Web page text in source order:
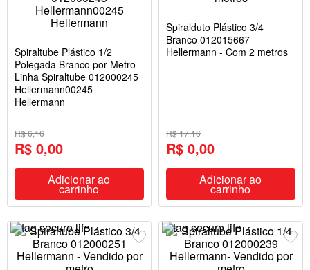
Spiraltube Plástico 1/2
Polegada Branco por Metro
Linha Spiraltube 012000245
Hellermann00245
Hellermann
R$ 6,16
R$ 0,00
Adicionar ao
carrinho
Spiralduto Plástico 3/4
Branco 012015667
Hellermann - Com 2 metros
R$ 17,16
R$ 0,00
Adicionar ao
carrinho